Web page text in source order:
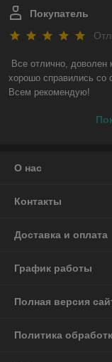
Покупатель
Все отлично, доволен
хорошо справились со
Всем рекомендую!
О нас
Контакты
Доставка и оплата
График работы
Полная версия
Политика